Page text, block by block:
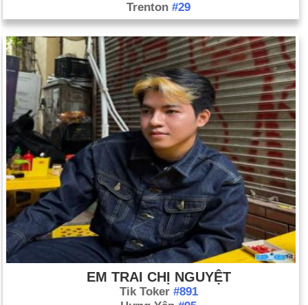
Trenton #29
EM TRAI CHỊ NGUYỆT
Tik Toker #891